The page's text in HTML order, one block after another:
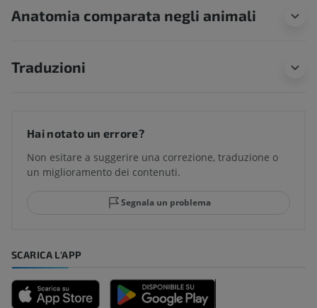
Anatomia comparata negli animali
Traduzioni
Hai notato un errore?
Non esitare a suggerire una correzione, traduzione o
un miglioramento dei contenuti.
Segnala un problema
SCARICA L'APP